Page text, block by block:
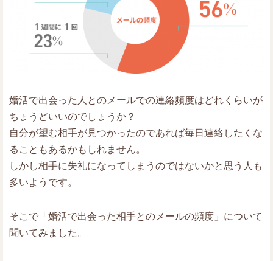
婚活で出会った人とのメールでの連絡頻度はどれくらいが
ちょうどいいのでしょうか？
自分が望む相手が見つかったのであれば毎日連絡したくな
ることもあるかもしれません。
しかし相手に失礼になってしまうのではないかと思う人も
多いようです。
そこで「婚活で出会った相手とのメールの頻度」について
聞いてみました。